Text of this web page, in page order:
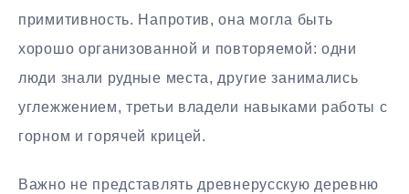
примитивность. Напротив, она могла быть
хорошо организованной и повторяемой: одни
люди знали рудные места, другие занимались
углежжением, третьи владели навыками работы с
горном и горячей крицей.
Важно не представлять древнерусскую деревню